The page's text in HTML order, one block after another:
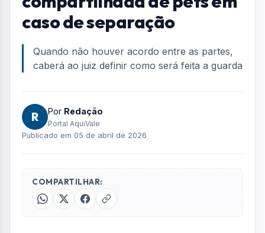
Home
Senado aprova guarda
compartilhada de pets em
caso de separação